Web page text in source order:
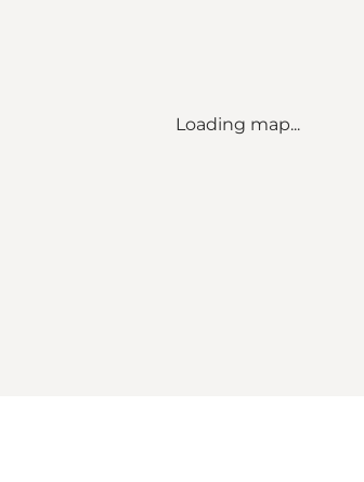
Loading map...